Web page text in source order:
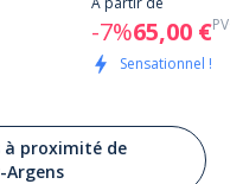
-7%65,00 €
Sensationnel !
proximité de
Argens